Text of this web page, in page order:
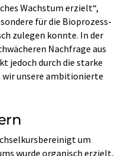
Wachstum erzielt“,
für die Bioprozess-
zulegen konnte. In der
Nachfrage aus
jedoch durch die starke
wir unsere ambitionierte
um
wurde organisch erzielt,